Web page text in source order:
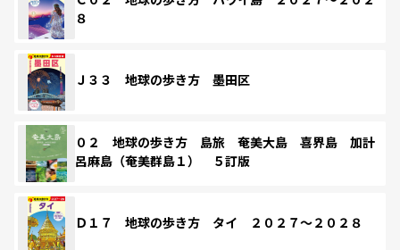
８
Ｊ３３ 地球の歩き方 墨田区
０２ 地球の歩き方 島旅 奄美大島 喜界島 加計
呂麻島（奄美群島１） ５訂版
Ｄ１７ 地球の歩き方 タイ ２０２７～２０２８